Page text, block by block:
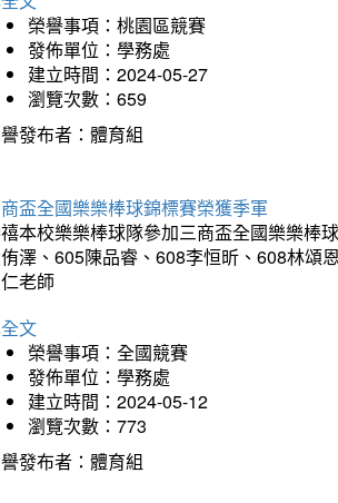
榮譽事項：桃園區競賽
發佈單位：學務處
建立時間：2024-05-27
瀏覽次數：659
發布者：體育組
盃全國樂樂棒球錦標賽榮獲季軍
本校樂樂棒球隊參加三商盃全國樂樂棒
澤、605陳品睿、608李恒昕、608林頌
老師
文
榮譽事項：全國競賽
發佈單位：學務處
建立時間：2024-05-12
瀏覽次數：773
發布者：體育組